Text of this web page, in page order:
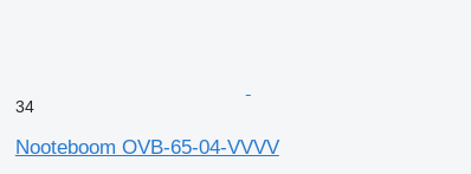
34
Nooteboom OVB-65-04-VVVV